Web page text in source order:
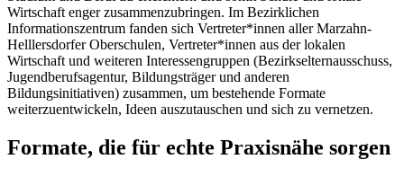
Wirtschaft enger zusammenzubringen. Im Bezirklichen
Informationszentrum fanden sich Vertreter*innen aller Marzahn-
Helllersdorfer Oberschulen, Vertreter*innen aus der lokalen
Wirtschaft und weiteren Interessengruppen (Bezirkselternausschuss,
Jugendberufsagentur, Bildungsträger und anderen
Bildungsinitiativen) zusammen, um bestehende Formate
weiterzuentwickeln, Ideen auszutauschen und sich zu vernetzen.
Formate, die für echte Praxisnähe sorgen